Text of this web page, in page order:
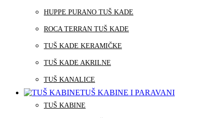
HUPPE PURANO TUŠ KADE
ROCA TERRAN TUŠ KADE
TUŠ KADE KERAMIČKE
TUŠ KADE AKRILNE
TUŠ KANALICE
TUŠ KABINE I PARAVANI
TUŠ KABINE